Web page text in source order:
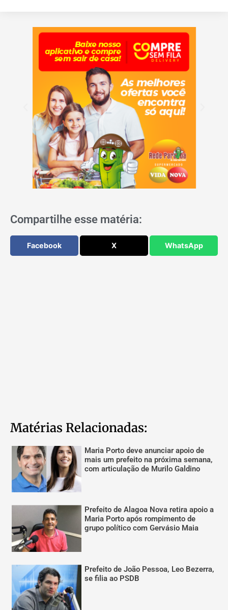
Compartilhe esse matéria:
Facebook X WhatsApp
Matérias Relacionadas:
Maria Porto deve anunciar apoio de
mais um prefeito na próxima semana,
com articulação de Murilo Galdino
Prefeito de Alagoa Nova retira apoio a
Maria Porto após rompimento de
grupo político com Gervásio Maia
Prefeito de João Pessoa, Leo Bezerra,
se filia ao PSDB